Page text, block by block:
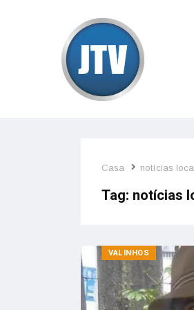
Casa notícias
Tag: notícias
VALINHOS